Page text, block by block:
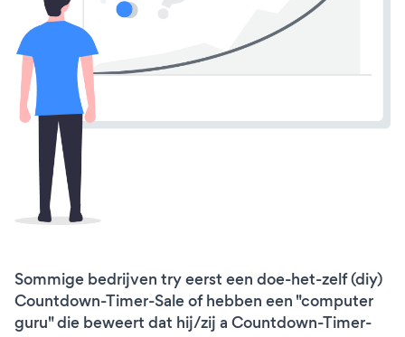
Sommige bedrijven try eerst een doe-het-zelf (diy)
Countdown-Timer-Sale of hebben een "computer
guru" die beweert dat hij/zij a Countdown-Timer-